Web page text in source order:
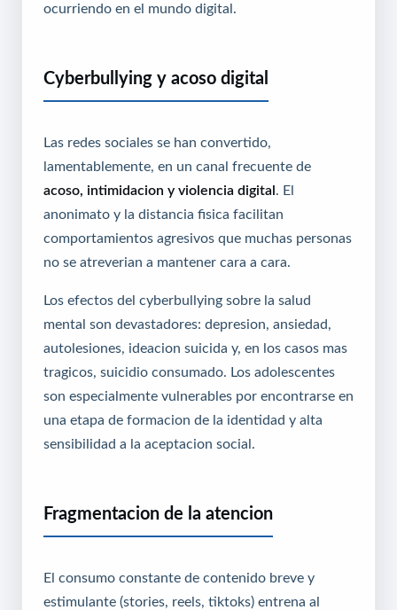
ocurriendo en el mundo digital.
Cyberbullying y acoso digital
Las redes sociales se han convertido,
lamentablemente, en un canal frecuente de
acoso, intimidacion y violencia digital . El
anonimato y la distancia fisica facilitan
comportamientos agresivos que muchas personas
no se atreverian a mantener cara a cara.
Los efectos del cyberbullying sobre la salud
mental son devastadores: depresion, ansiedad,
autolesiones, ideacion suicida y, en los casos mas
tragicos, suicidio consumado. Los adolescentes
son especialmente vulnerables por encontrarse en
una etapa de formacion de la identidad y alta
sensibilidad a la aceptacion social.
Fragmentacion de la atencion
El consumo constante de contenido breve y
estimulante (stories, reels, tiktoks) entrena al